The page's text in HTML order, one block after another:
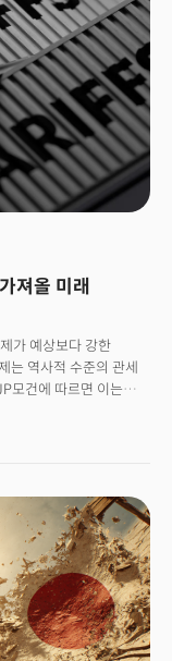
당시 IMF는
며 불균형이 "무질서하게
시장은 급락했고
야 했다.문제는 이런
도 영란은행은 "급격한
원들도 우려를
성을 지적했다. ECB는
" 가능성을 논의했고
태"라고 언급했다.
져올 미래
가 예상보다 강한
는 역사적 수준의 관세
모건에 따르면 이는
유지되고 있으며,
활용해 관세 충격을
드 부원장은 그동안
헤징이 충격을 흡수하고
수출시장에서 현지
Papst는 연 매출 25억
다. 클라우스 가이스도퍼
아시아 공급업체를
고 요청했다"며 "이것이